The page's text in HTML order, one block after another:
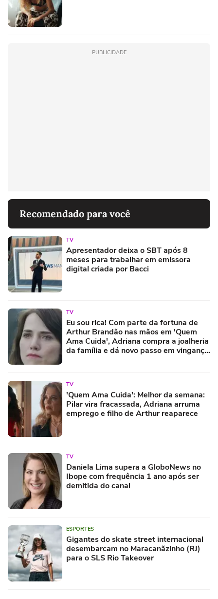
PUBLICIDADE
Recomendado para você
TV
Apresentador deixa o SBT após 8
meses para trabalhar em emissora
digital criada por Bacci
TV
Eu sou rica! Com parte da fortuna de
Arthur Brandão nas mãos em 'Quem
Ama Cuida', Adriana compra a joalheria
da família e dá novo passo em vingança
TV
'Quem Ama Cuida': Melhor da semana:
Pilar vira fracassada, Adriana arruma
emprego e filho de Arthur reaparece
TV
Daniela Lima supera a GloboNews no
Ibope com frequência 1 ano após ser
demitida do canal
ESPORTES
Gigantes do skate street internacional
desembarcam no Maracanãzinho (RJ)
para o SLS Rio Takeover